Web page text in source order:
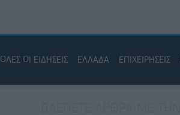
ΟΛΕΣ ΟΙ ΕΙΔΗΣΕΙΣ ΕΛΛΑΔΑ ΕΠΙΧΕΙΡΗΣΕΙΣ